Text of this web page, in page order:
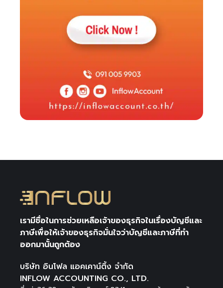
เรามีชื่อในการช่วยเหลือเจ้าของธุรกิจในเรื่องบัญชีและ
ภาษีเพื่อให้เจ้าของธุรกิจมั่นใจว่าบัญชีและภาษีที่ทำ
ออกมานั้นถูกต้อง
บริษัท อินโฟล แอคเคาน์ติ้ง จำกัด
INFLOW ACCOUNTING CO., LTD.